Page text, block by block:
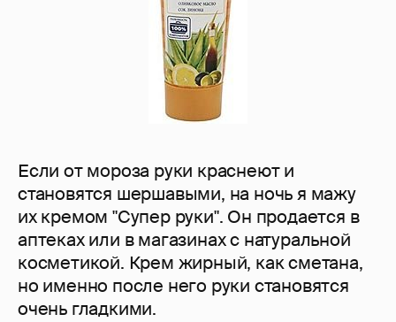
Если от мороза руки краснеют и
становятся шершавыми, на ночь я мажу
их кремом "Супер руки". Он продается в
аптеках или в магазинах с натуральной
косметикой. Крем жирный, как сметана,
но именно после него руки становятся
очень гладкими.